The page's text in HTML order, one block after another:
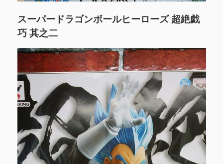
スーパードラゴンボールヒーローズ 超絶戯
巧 其之二